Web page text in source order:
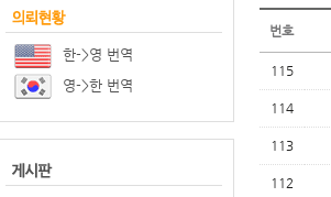
한->영 번역
영->한 번역
번호
115
114
113
112